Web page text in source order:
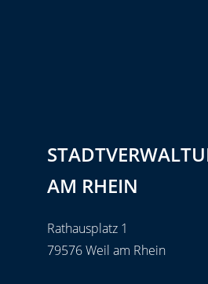
AM RHEIN
Rathausplatz 1
79576 Weil am Rhein